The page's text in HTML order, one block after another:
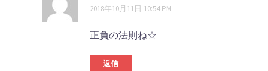
2018年10月11日 10:54 PM
正負の法則ね☆
返信